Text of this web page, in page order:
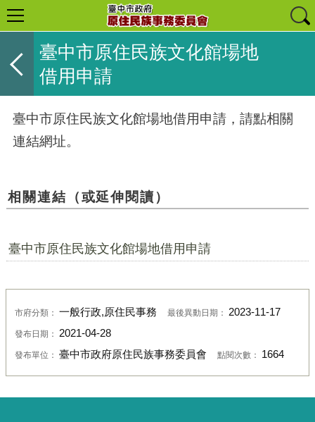
臺中市原住民族文化館場地
借用申請
臺中市原住民族文化館場地借用申請，請點相關
連結網址。
相關連結（或延伸閱讀）
臺中市原住民族文化館場地借用申請
市府分類： 一般行政,原住民事務 最後異動日期： 2023-11-17
發布日期： 2021-04-28
發布單位： 臺中市政府原住民族事務委員會 點閱次數： 1664